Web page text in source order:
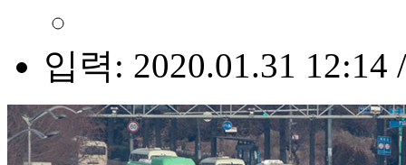
입력: 2020.01.31 12:14